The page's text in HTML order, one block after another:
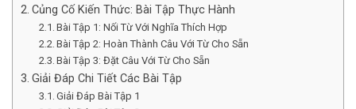
Củng Cố Kiến Thức: Bài Tập Thực Hành
Bài Tập 1: Nối Từ Với Nghĩa Thích Hợp
Bài Tập 2: Hoàn Thành Câu Với Từ Cho Sẵn
Bài Tập 3: Đặt Câu Với Từ Cho Sẵn
Giải Đáp Chi Tiết Các Bài Tập
Giải Đáp Bài Tập 1